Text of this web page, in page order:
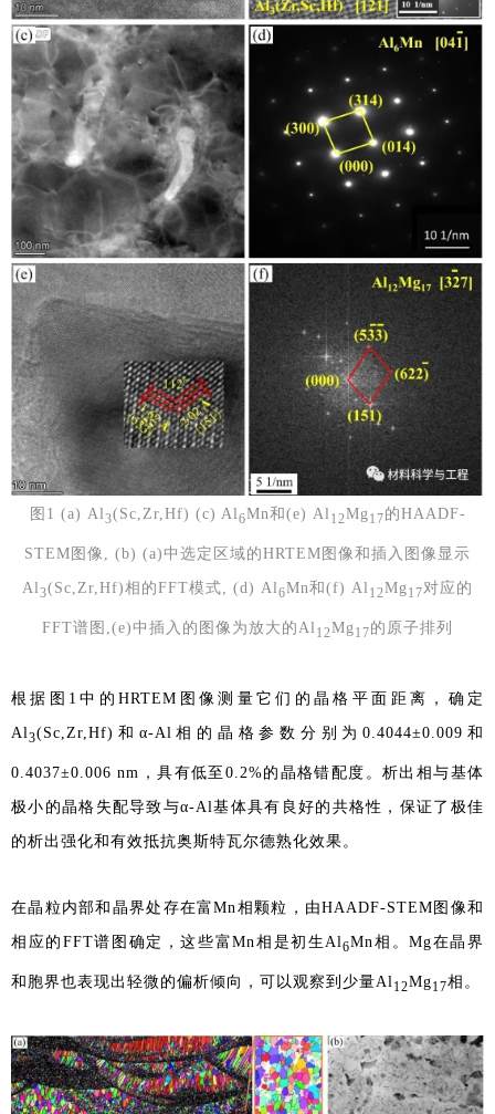
图1 (a) Al3(Sc,Zr,Hf) (c) Al6Mn和(e) Al12Mg17的HAADF-
STEM图像, (b) (a)中选定区域的HRTEM图像和插入图像显示
Al 3(Sc,Zr,Hf)相的FFT模式, (d) Al 6Mn和(f) Al 12Mg 17对应的
FFT谱图,(e)中插入的图像为放大的Al 12Mg 17的原子排列
根据图1中的HRTEM图像测量它们的晶格平面距离，确定
Al3(Sc,Zr,Hf)和α-Al相的晶格参数分别为0.4044±0.009和
0.4037±0.006 nm，具有低至0.2%的晶格错配度。析出相与基体
极小的晶格失配导致与α-Al基体具有良好的共格性，保证了极佳
的析出强化和有效抵抗奥斯特瓦尔德熟化效果。
在晶粒内部和晶界处存在富Mn相颗粒，由HAADF-STEM图像和
相应的FFT谱图确定，这些富Mn相是初生Al6Mn相。Mg在晶界
和胞界也表现出轻微的偏析倾向，可以观察到少量Al12Mg17相。